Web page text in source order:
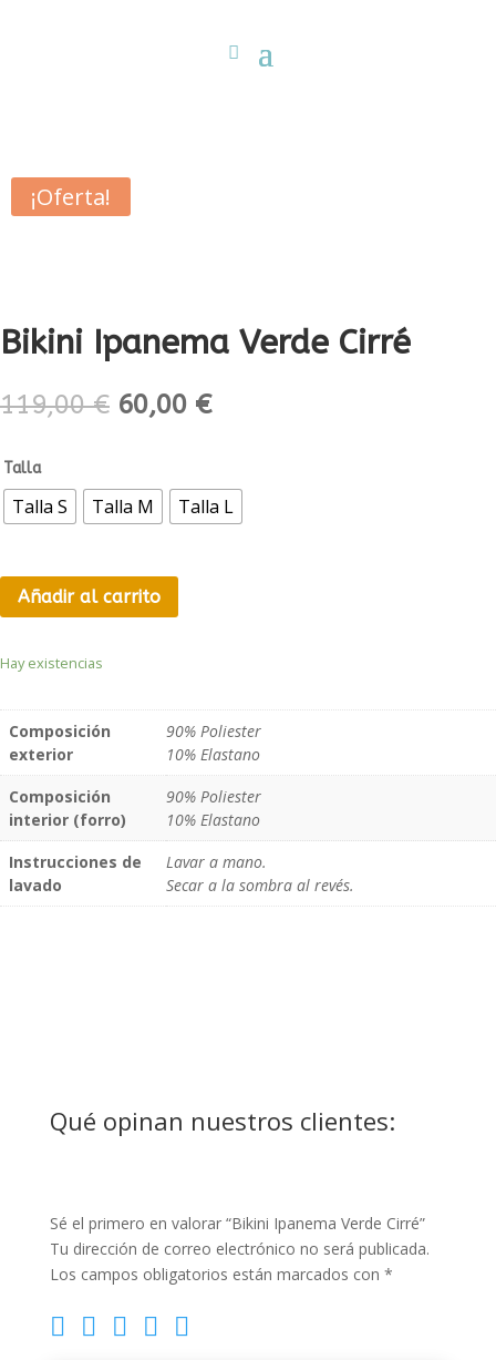
¡Oferta!
Bikini Ipanema Verde Cirré
119,00€ El
119,00 €.
60,00 €El
60,00 €.
Talla
Talla S Talla M Talla L
Añadir al carrito
Hay existencias
Composición
exterior
90% Poliester
10% Elastano
Composición
interior (forro)
90% Poliester
10% Elastano
Instrucciones de
lavado
Lavar a mano.
Secar a la sombra al revés.
Qué opinan nuestros clientes:
Sé el primero en valorar “Bikini Ipanema Verde Cirré”
Tu dirección de correo electrónico no será publicada.
Los campos obligatorios están marcados con *